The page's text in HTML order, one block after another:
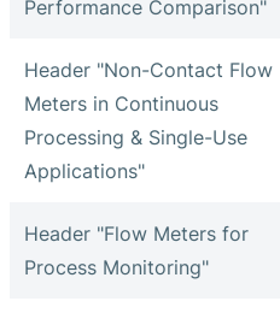
Performance Comparison"
Header "Non-Contact Flow
Meters in Continuous
Processing & Single-Use
Applications"
Header "Flow Meters for
Process Monitoring"